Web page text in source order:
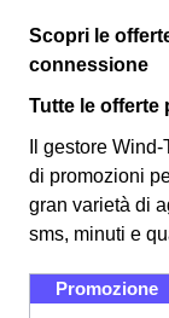
Scopri le
connessione
Tutte le offerte
Il gestore
di promozioni
gran varietà di
sms, minuti e
Promozione